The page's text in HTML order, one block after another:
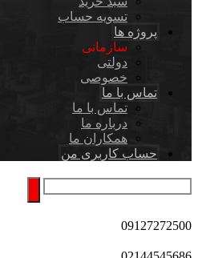
تسویه حساب
پروژه ها
سازمانی
دولتی
خصوصی
تماس با ما
تماس با ما
درباره ما
همکاران ما
حساب کاربری من
09127272500